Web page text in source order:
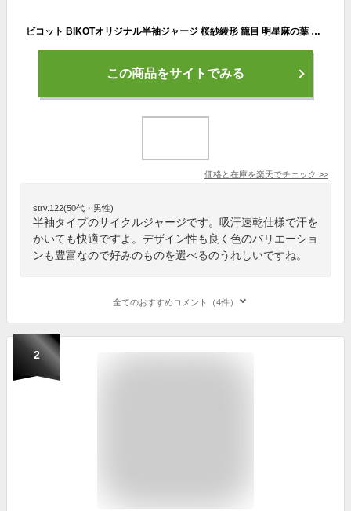
ビコット BIKOTオリジナル半袖ジャージ 桜紗綾形 籠目 明星麻の葉 サイクリング・ロードバイクにおすすめ BIKOT 一部色サイズ最強配送 即納 土日祝も出荷
この商品をサイトでみる
価格と在庫を楽天でチェック >>
strv.122(50代・男性)
半袖タイプのサイクルジャージです。吸汗速乾仕様で汗を
かいても快適ですよ。デザイン性も良く色のバリエーショ
ンも豊富なので好みのものを選べるのうれしいですね。
全てのおすすめコメント（4件）
2